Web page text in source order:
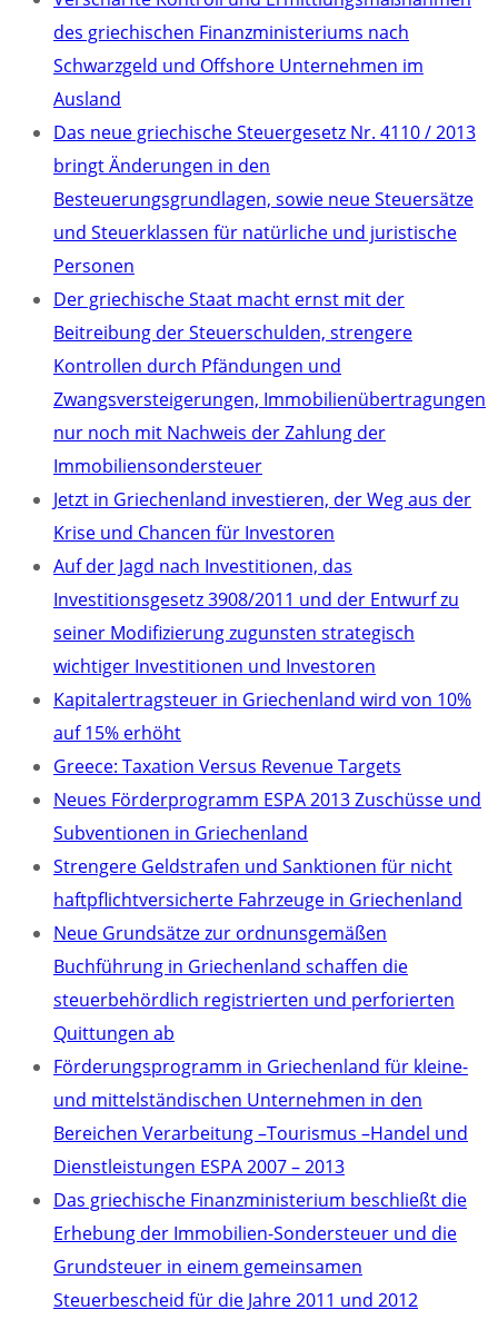
des griechischen Finanzministeriums nach
Schwarzgeld und Offshore Unternehmen im
Ausland
Das neue griechische Steuergesetz Nr. 4110 / 2013
bringt Änderungen in den
Besteuerungsgrundlagen, sowie neue Steuersätze
und Steuerklassen für natürliche und juristische
Personen
Der griechische Staat macht ernst mit der
Beitreibung der Steuerschulden, strengere
Kontrollen durch Pfändungen und
Zwangsversteigerungen, Immobilienübertragungen
nur noch mit Nachweis der Zahlung der
Immobiliensondersteuer
Jetzt in Griechenland investieren, der Weg aus der
Krise und Chancen für Investoren
Auf der Jagd nach Investitionen, das
Investitionsgesetz 3908/2011 und der Entwurf zu
seiner Modifizierung zugunsten strategisch
wichtiger Investitionen und Investoren
Kapitalertragsteuer in Griechenland wird von 10%
auf 15% erhöht
Greece: Taxation Versus Revenue Targets
Neues Förderprogramm ESPA 2013 Zuschüsse und
Subventionen in Griechenland
Strengere Geldstrafen und Sanktionen für nicht
haftpflichtversicherte Fahrzeuge in Griechenland
Neue Grundsätze zur ordnunsgemäßen
Buchführung in Griechenland schaffen die
steuerbehördlich registrierten und perforierten
Quittungen ab
Förderungsprogramm in Griechenland für kleine-
und mittelständischen Unternehmen in den
Bereichen Verarbeitung –Tourismus –Handel und
Dienstleistungen ESPA 2007 – 2013
Das griechische Finanzministerium beschließt die
Erhebung der Immobilien-Sondersteuer und die
Grundsteuer in einem gemeinsamen
Steuerbescheid für die Jahre 2011 und 2012